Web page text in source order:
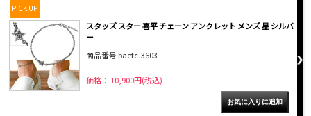
PICK UP
スタッズ スター 喜平 チェーン アンクレット メンズ 星 シルバ
ー
商品番号 baetc-3603
価格： 10,900円(税込)